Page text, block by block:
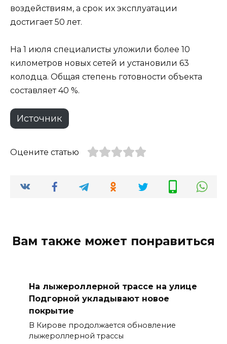
воздействиям, а срок их эксплуатации
достигает 50 лет.
На 1 июля специалисты уложили более 10
километров новых сетей и установили 63
колодца. Общая степень готовности объекта
составляет 40 %.
Источник
Оцените статью
Вам также может понравиться
На лыжероллерной трассе на улице
Подгорной укладывают новое
покрытие
В Кирове продолжается обновление
лыжероллерной трассы